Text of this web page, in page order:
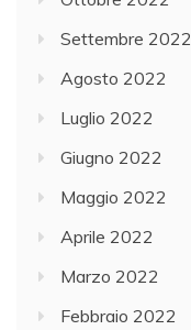
Settembre 2022
Agosto 2022
Luglio 2022
Giugno 2022
Maggio 2022
Aprile 2022
Marzo 2022
Febbraio 2022